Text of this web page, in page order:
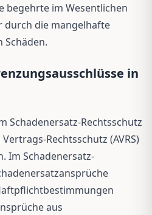
begehrte im Wesentlichen
durch die mangelhafte
Schäden.
in
Schadenersatz-Rechtsschutz
Rechtsschutz (AVRS)
Im Schadenersatz-
aus